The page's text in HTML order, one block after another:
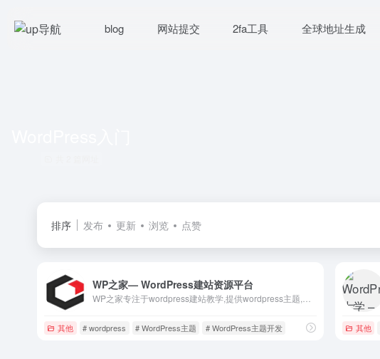
blog 网站提交 2fa工具 全球地址生成
排序 发布 更新 浏览 点赞
WP之家— WordPress建站资源平台
其他 # wordpress # WordPress主题 # WordPress主题开发 其他